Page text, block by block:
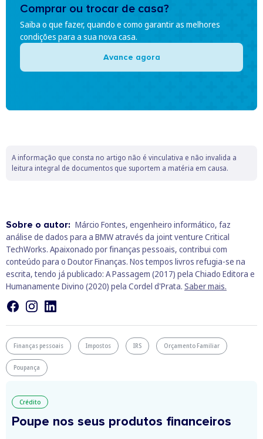
Comprar ou trocar de casa?
Saiba o que fazer, quando e como garantir as melhores
condições para a sua nova casa.
Avance agora
A informação que consta no artigo não é vinculativa e não invalida a
leitura integral de documentos que suportem a matéria em causa.
Sobre o autor: Márcio Fontes, engenheiro informático, faz
análise de dados para a BMW através da joint venture Critical
TechWorks. Apaixonado por finanças pessoais, contribui com
conteúdo para o Doutor Finanças. Nos tempos livros refugia-se na
escrita, tendo já publicado: A Passagem (2017) pela Chiado Editora e
Humanamente Divino (2020) pela Cordel d'Prata. Saber mais.
Finanças pessoais Impostos IRS Orçamento Familiar
Poupança
Crédito
Poupe nos seus produtos financeiros